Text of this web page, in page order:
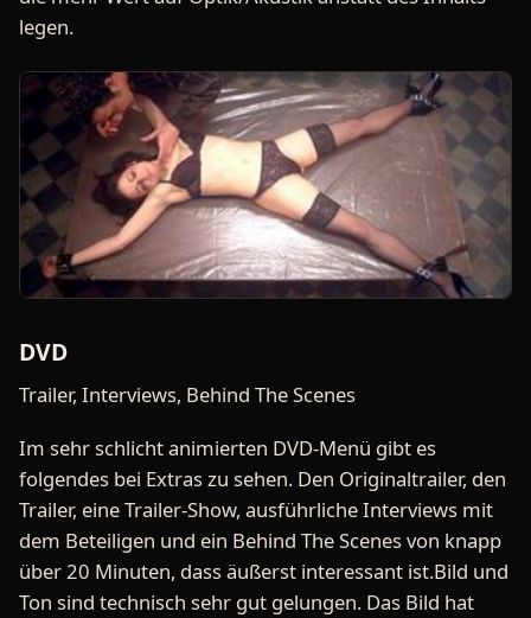
legen.
DVD
Trailer, Interviews, Behind The Scenes
Im sehr schlicht animierten DVD-Menü gibt es
folgendes bei Extras zu sehen. Den Originaltrailer, den
Trailer, eine Trailer-Show, ausführliche Interviews mit
dem Beteiligen und ein Behind The Scenes von knapp
über 20 Minuten, dass äußerst interessant ist.Bild und
Ton sind technisch sehr gut gelungen. Das Bild hat